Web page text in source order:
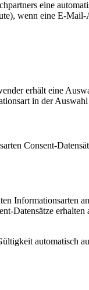
eine
wenn eine E-
erhält eine
in der
Consent-
Informationsarten
Datensätze
automatisch